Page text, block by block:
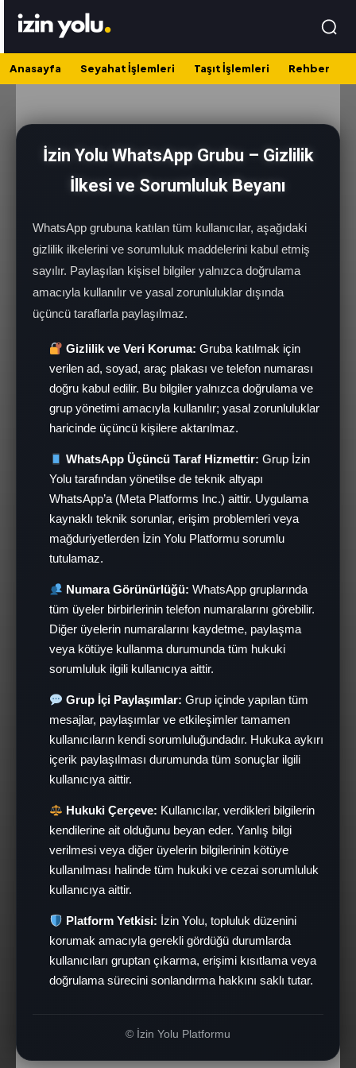
Anasayfa Seyahat İşlemleri Taşıt İşlemleri Rehber
İzin Yolu WhatsApp Grubu – Gizlilik
İlkesi ve Sorumluluk Beyanı
WhatsApp grubuna katılan tüm kullanıcılar, aşağıdaki
gizlilik ilkelerini ve sorumluluk maddelerini kabul etmiş
sayılır. Paylaşılan kişisel bilgiler yalnızca doğrulama
amacıyla kullanılır ve yasal zorunluluklar dışında
üçüncü taraflarla paylaşılmaz.
Gizlilik ve Veri Koruma: Gruba katılmak için
verilen ad, soyad, araç plakası ve telefon numarası
doğru kabul edilir. Bu bilgiler yalnızca doğrulama ve
grup yönetimi amacıyla kullanılır; yasal zorunluluklar
haricinde üçüncü kişilere aktarılmaz.
WhatsApp Üçüncü Taraf Hizmettir: Grup İzin
Yolu tarafından yönetilse de teknik altyapı
WhatsApp’a (Meta Platforms Inc.) aittir. Uygulama
kaynaklı teknik sorunlar, erişim problemleri veya
mağduriyetlerden İzin Yolu Platformu sorumlu
tutulamaz.
Numara Görünürlüğü: WhatsApp gruplarında
tüm üyeler birbirlerinin telefon numaralarını görebilir.
Diğer üyelerin numaralarını kaydetme, paylaşma
veya kötüye kullanma durumunda tüm hukuki
sorumluluk ilgili kullanıcıya aittir.
Grup İçi Paylaşımlar: Grup içinde yapılan tüm
mesajlar, paylaşımlar ve etkileşimler tamamen
kullanıcıların kendi sorumluluğundadır. Hukuka aykırı
içerik paylaşılması durumunda tüm sonuçlar ilgili
kullanıcıya aittir.
Hukuki Çerçeve: Kullanıcılar, verdikleri bilgilerin
kendilerine ait olduğunu beyan eder. Yanlış bilgi
verilmesi veya diğer üyelerin bilgilerinin kötüye
kullanılması halinde tüm hukuki ve cezai sorumluluk
kullanıcıya aittir.
Platform Yetkisi: İzin Yolu, topluluk düzenini
korumak amacıyla gerekli gördüğü durumlarda
kullanıcıları gruptan çıkarma, erişimi kısıtlama veya
doğrulama sürecini sonlandırma hakkını saklı tutar.
© İzin Yolu Platformu